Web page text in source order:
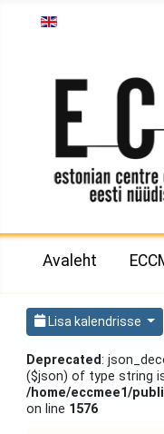
Vali keel
Avaleht
Lisa kalendrisse
Deprecated:
($json) of type string
/home/eccmee1/
on line 1576